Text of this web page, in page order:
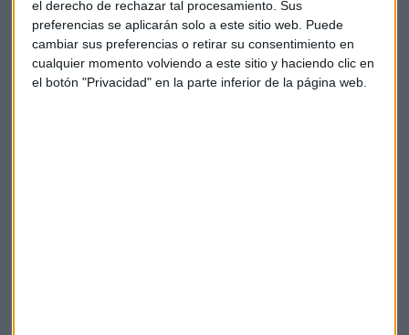
el derecho de rechazar tal procesamiento. Sus
preferencias se aplicarán solo a este sitio web. Puede
cambiar sus preferencias o retirar su consentimiento en
cualquier momento volviendo a este sitio y haciendo clic en
el botón "Privacidad" en la parte inferior de la página web.
millones de euros. Los depósitos de la clientela aumentaron
un 11,7% versus junio de 2015, hasta alcanzar los 406.284
millones de euros.